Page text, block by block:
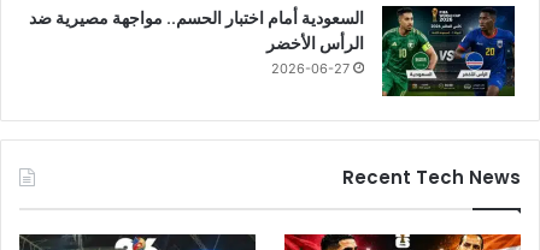
السعودية أمام اختبار الحسم.. مواجهة مصيرية ضد
الرأس الأخضر
2026-06-27
Recent Tech News